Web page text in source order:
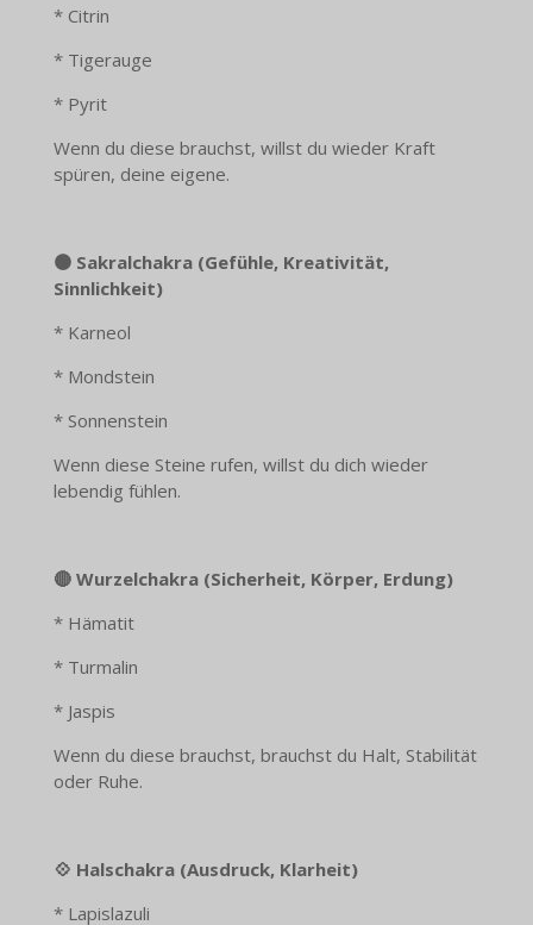
* Citrin
* Tigerauge
* Pyrit
Wenn du diese brauchst, willst du wieder Kraft
spüren, deine eigene.
🟠 Sakralchakra (Gefühle, Kreativität,
Sinnlichkeit)
* Karneol
* Mondstein
* Sonnenstein
Wenn diese Steine rufen, willst du dich wieder
lebendig fühlen.
🔴 Wurzelchakra (Sicherheit, Körper, Erdung)
* Hämatit
* Turmalin
* Jaspis
Wenn du diese brauchst, brauchst du Halt, Stabilität
oder Ruhe.
💠 Halschakra (Ausdruck, Klarheit)
* Lapislazuli